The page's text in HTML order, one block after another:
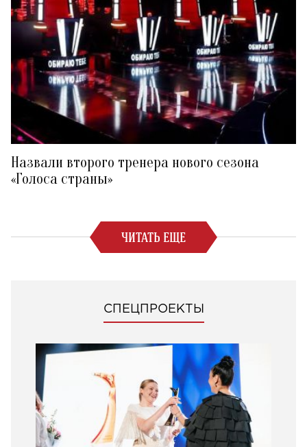
Назвали второго тренера нового сезона
«Голоса страны»
ЧИТАТЬ ЕЩЕ
СПЕЦПРОЕКТЫ